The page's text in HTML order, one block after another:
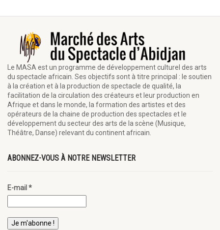
Le MASA est un programme de développement culturel des arts
du spectacle africain. Ses objectifs sont à titre principal : le soutien
à la création et à la production de spectacle de qualité, la
facilitation de la circulation des créateurs et leur production en
Afrique et dans le monde, la formation des artistes et des
opérateurs de la chaine de production des spectacles et le
développement du secteur des arts de la scène (Musique,
Théâtre, Danse) relevant du continent africain.
ABONNEZ-VOUS À NOTRE NEWSLETTER
E-mail*